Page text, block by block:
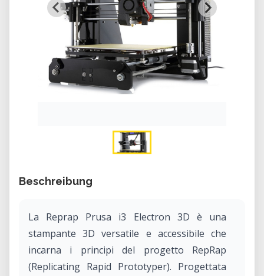
Beschreibung
La Reprap Prusa i3 Electron 3D è una
stampante 3D versatile e accessibile che
incarna i principi del progetto RepRap
(Replicating Rapid Prototyper). Progettata